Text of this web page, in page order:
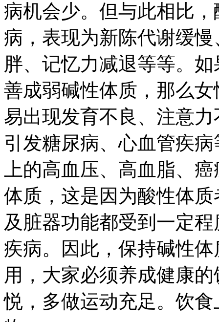
病机会少。但与此相比
病，表现为新陈代谢缓
胖、记忆力减退等等。
善成弱碱性体质，那么
易出现发育不良、注意
引发糖尿病、心血管疾
上的高血压、高血脂、
体质，这是因为酸性体
及脏器功能都受到一定
疾病。因此，保持碱性
用，大家必须养成健康
悦，多做运动充足。饮